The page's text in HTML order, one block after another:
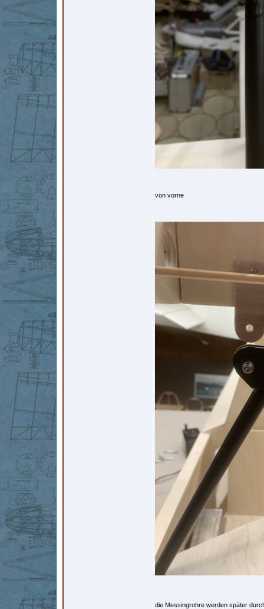
von vorne
die Messingrohre werden später